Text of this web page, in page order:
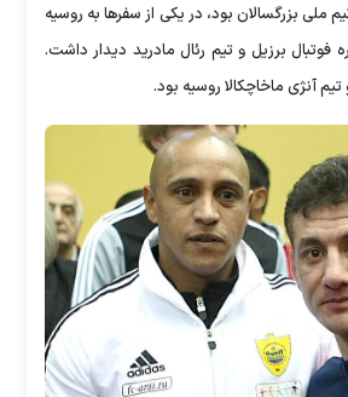
ملی بزرگسالان بود، در یکی از سفرها به روسیه
فوتبال برزیل و تیم رئال مادرید دیدار داشت.
آنژی ماخاچکالا روسیه بود.